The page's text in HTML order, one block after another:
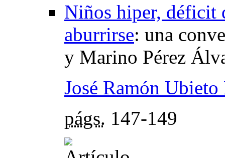
Niños hiper, déficit
aburrirse: una
y Marino Pérez
José Ramón Ubieto
págs. 147-149